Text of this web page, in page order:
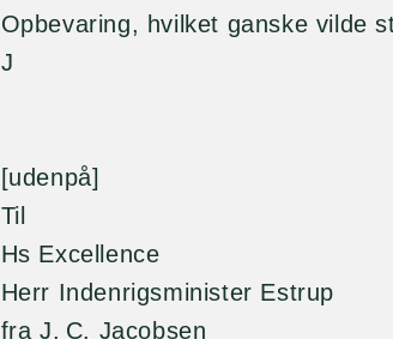
Opbevaring, hvilket ganske vilde
J
[udenpå]
Til
Hs Excellence
Herr Indenrigsminister Estrup
fra J. C. Jacobsen